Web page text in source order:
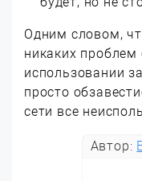
Одним словом,
никаких проблем
использовании
просто
сети все
Автор: